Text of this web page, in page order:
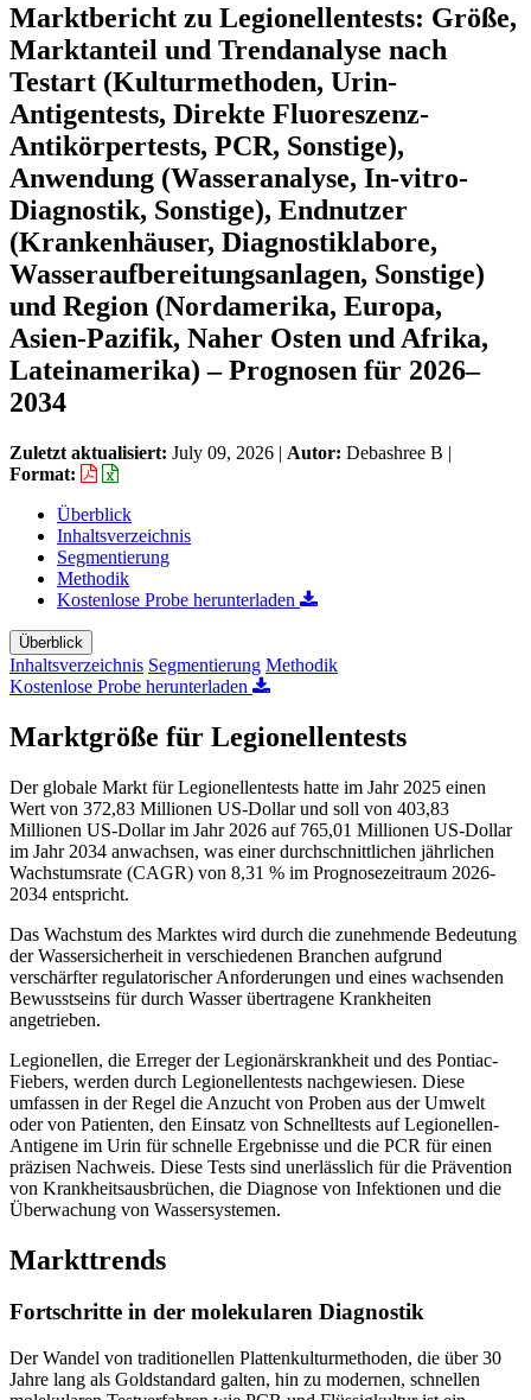
Marktbericht zu Legionellentests: Größe,
Marktanteil und Trendanalyse nach
Testart (Kulturmethoden, Urin-
Antigentests, Direkte Fluoreszenz-
Antikörpertests, PCR, Sonstige),
Anwendung (Wasseranalyse, In-vitro-
Diagnostik, Sonstige), Endnutzer
(Krankenhäuser, Diagnostiklabore,
Wasseraufbereitungsanlagen, Sonstige)
und Region (Nordamerika, Europa,
Asien-Pazifik, Naher Osten und Afrika,
Lateinamerika) – Prognosen für 2026–
2034
Zuletzt aktualisiert: July 09, 2026 | Autor: Debashree B |
Format:
Überblick
Inhaltsverzeichnis
Segmentierung
Methodik
Kostenlose Probe herunterladen
Überblick
Inhaltsverzeichnis Segmentierung Methodik
Kostenlose Probe herunterladen
Marktgröße für Legionellentests
Der globale Markt für Legionellentests hatte im Jahr 2025 einen
Wert von 372,83 Millionen US-Dollar und soll von 403,83
Millionen US-Dollar im Jahr 2026 auf 765,01 Millionen US-Dollar
im Jahr 2034 anwachsen, was einer durchschnittlichen jährlichen
Wachstumsrate (CAGR) von 8,31 % im Prognosezeitraum 2026-
2034 entspricht.
Das Wachstum des Marktes wird durch die zunehmende Bedeutung
der Wassersicherheit in verschiedenen Branchen aufgrund
verschärfter regulatorischer Anforderungen und eines wachsenden
Bewusstseins für durch Wasser übertragene Krankheiten
angetrieben.
Legionellen, die Erreger der Legionärskrankheit und des Pontiac-
Fiebers, werden durch Legionellentests nachgewiesen. Diese
umfassen in der Regel die Anzucht von Proben aus der Umwelt
oder von Patienten, den Einsatz von Schnelltests auf Legionellen-
Antigene im Urin für schnelle Ergebnisse und die PCR für einen
präzisen Nachweis. Diese Tests sind unerlässlich für die Prävention
von Krankheitsausbrüchen, die Diagnose von Infektionen und die
Überwachung von Wassersystemen.
Markttrends
Fortschritte in der molekularen Diagnostik
Der Wandel von traditionellen Plattenkulturmethoden, die über 30
Jahre lang als Goldstandard galten, hin zu modernen, schnellen